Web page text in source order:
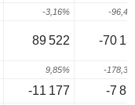
-3,16% -
89 522 -70
9,85% -
-11 177
-7